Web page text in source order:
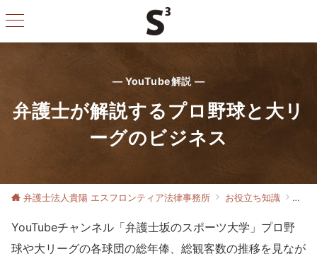
— YouTube解説 —
弁護士が解説するプロ野球と大リ
ーグのビジネス
弁護士法人貴陽 エスフロンティア法律事務所 お役立ち知識 お役
YouTubeチャンネル「弁護士坂のスポーツ大学」プロ野
球や大リーグの各球団の総年俸、総観客数の推移を見なが